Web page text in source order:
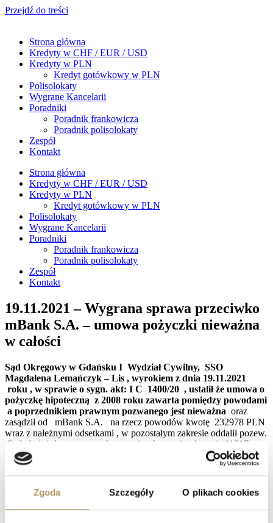
Zgoda Szczegóły O plikach cookies
Przejdź do treści
Strona główna
Kredyty w CHF / EUR / USD
Kredyty w PLN
Kredyt gotówkowy w PLN
Polisolokaty
Wygrane Kancelarii
Poradniki
Poradnik frankowicza
Poradnik polisolokaty
Zespół
Kontakt
Strona główna
Kredyty w CHF / EUR / USD
Kredyty w PLN
Kredyt gotówkowy w PLN
Polisolokaty
Wygrane Kancelarii
Poradniki
Poradnik frankowicza
Poradnik polisolokaty
Zespół
Kontakt
19.11.2021 – Wygrana sprawa przeciwko
mBank S.A. – umowa pożyczki nieważna
w całości
Sąd Okręgowy w Gdańsku I Wydział Cywilny, SSO
Magdalena Lemańczyk – Lis , wyrokiem z dnia 19.11.2021
roku , w sprawie o sygn. akt: I C 1400/20 , ustalił że umowa o
pożyczkę hipoteczną z 2008 roku zawarta pomiędzy powodami
a poprzednikiem prawnym pozwanego jest nieważna oraz
zasądził od mBank S.A. na rzecz powodów kwotę 232978 PLN
wraz z należnymi odsetkami , w pozostałym zakresie oddalił pozew.
Sąd obciążył pozwanego kosztami sądowymi w kwocie 11817
PLN.
Sąd podzielił stanowisko wyrażone przez stronę powodową
uznając, iż zwarta przez strony umowa jest nieważna.
Zdaniem Sądu przedmiotowa umowa nie była ustalana